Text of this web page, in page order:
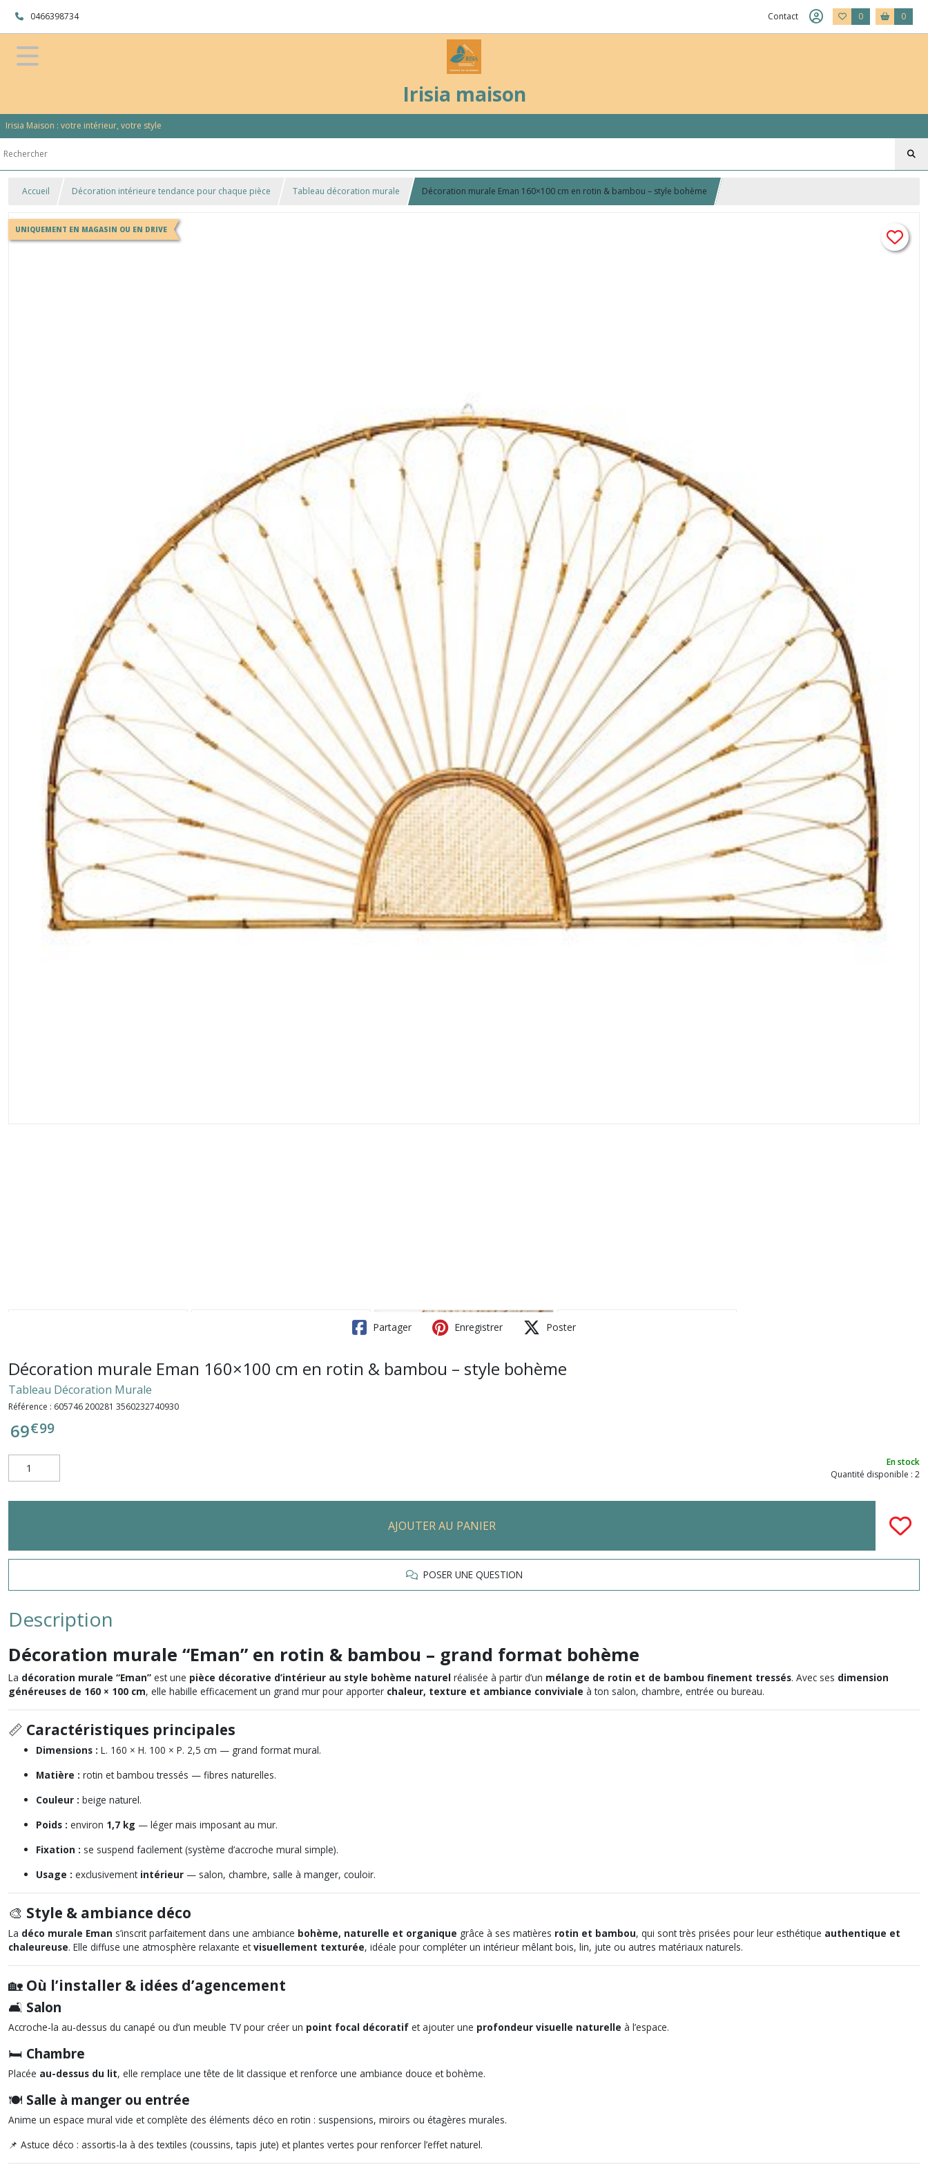
0466398734 Contact 0 0
Irisia maison
Irisia Maison : votre intérieur, votre style
Accueil Décoration intérieure tendance pour chaque pièce Tableau décoration murale Décoration murale Eman 160×100 cm en rotin & bambou – style bohème
UNIQUEMENT EN MAGASIN OU EN DRIVE
Partager Enregistrer Poster
Décoration murale Eman 160×100 cm en rotin & bambou – style bohème
Tableau Décoration Murale
Référence : 605746 200281 3560232740930
69€99
En stock
Quantité disponible : 2
AJOUTER AU PANIER
POSER UNE QUESTION
Description
Décoration murale “Eman” en rotin & bambou – grand format bohème
La décoration murale “Eman” est une pièce décorative d’intérieur au style bohème naturel réalisée à partir d’un mélange de rotin et de bambou finement tressés. Avec ses dimension
généreuses de 160 × 100 cm, elle habille efficacement un grand mur pour apporter chaleur, texture et ambiance conviviale à ton salon, chambre, entrée ou bureau.
📏 Caractéristiques principales
Dimensions : L. 160 × H. 100 × P. 2,5 cm — grand format mural.
Matière : rotin et bambou tressés — fibres naturelles.
Couleur : beige naturel.
Poids : environ 1,7 kg — léger mais imposant au mur.
Fixation : se suspend facilement (système d’accroche mural simple).
Usage : exclusivement intérieur — salon, chambre, salle à manger, couloir.
🎨 Style & ambiance déco
La déco murale Eman s’inscrit parfaitement dans une ambiance bohème, naturelle et organique grâce à ses matières rotin et bambou, qui sont très prisées pour leur esthétique authentique et
chaleureuse. Elle diffuse une atmosphère relaxante etvisuellement texturée, idéale pour compléter un intérieur mêlant bois, lin, jute ou autres matériaux naturels.
🏡 Où l’installer & idées d’agencement
🛋️ Salon
Accroche-la au-dessus du canapé ou d’un meuble TV pour créer un point focal décoratif et ajouter une profondeur visuelle naturelle à l’espace.
🛏️ Chambre
Placée au-dessus du lit, elle remplace une tête de lit classique et renforce une ambiance douce et bohème.
🍽️ Salle à manger ou entrée
Anime un espace mural vide et complète des éléments déco en rotin : suspensions, miroirs ou étagères murales.
📌 Astuce déco : assortis-la à des textiles (coussins, tapis jute) et plantes vertes pour renforcer l’effet naturel.